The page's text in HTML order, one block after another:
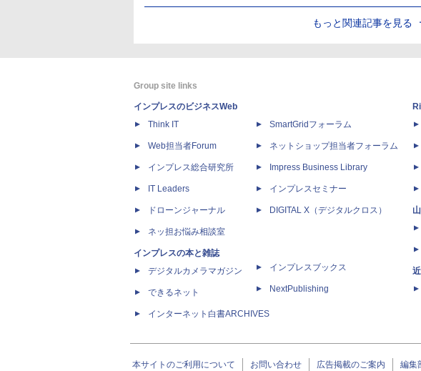
もっと関連記事を見る
Group site links
インプレスのビジネスWeb
Think IT
Web担当者Forum
インプレス総合研究所
IT Leaders
ドローンジャーナル
ネッ担お悩み相談室
インプレスの本と雑誌
デジタルカメラマガジン
できるネット
インターネット白書ARCHIVES
SmartGridフォーラム
ネットショップ担当者フォーラム
Impress Business Library
インプレスセミナー
DIGITAL X（デジタルクロス）
インプレスブックス
NextPublishing
本サイトのご利用について お問い合わせ 広告掲載のご案内 編集